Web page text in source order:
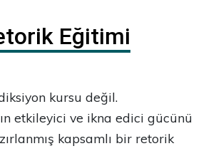
Eğitimi
kursu değil.
etkileyici ve ikna edici gücünü
kapsamlı bir retorik